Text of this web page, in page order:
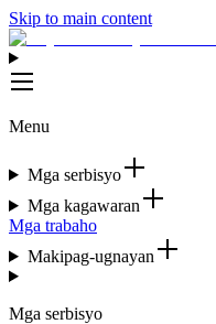
Skip to main content
Menu
Mga serbisyo
Mga kagawaran
Mga trabaho
Makipag-ugnayan
Mga serbisyo